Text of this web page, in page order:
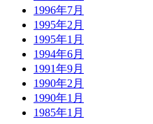
1996年7月
1995年2月
1995年1月
1994年6月
1991年9月
1990年2月
1990年1月
1985年1月